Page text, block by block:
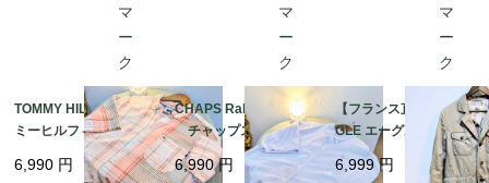
TOMMY HILFIGER ト
ミーヒルフィガー 半
袖シャツ ボタンシャ
ツ mens リネ
6,990 円
CHAPS Ralph Lauren
チャップス ラルフ
ローレン mens シ
アサッカー コット
6,990円
【フランス直輸入】AI
GLE エーグル ハンテ
ィングジャケット M
サイズ 逸品 レア
6,999円